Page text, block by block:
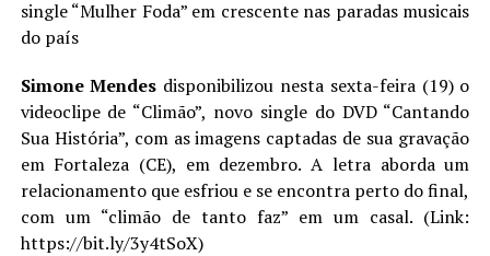
single “Mulher Foda” em crescente nas paradas musicais
do país
Simone Mendes disponibilizou nesta sexta-feira (19) o
videoclipe de “Climão”, novo single do DVD “Cantando
Sua História”, com as imagens captadas de sua gravação
em Fortaleza (CE), em dezembro. A letra aborda um
relacionamento que esfriou e se encontra perto do final,
com um “climão de tanto faz” em um casal. (Link:
https://bit.ly/3y4tSoX)